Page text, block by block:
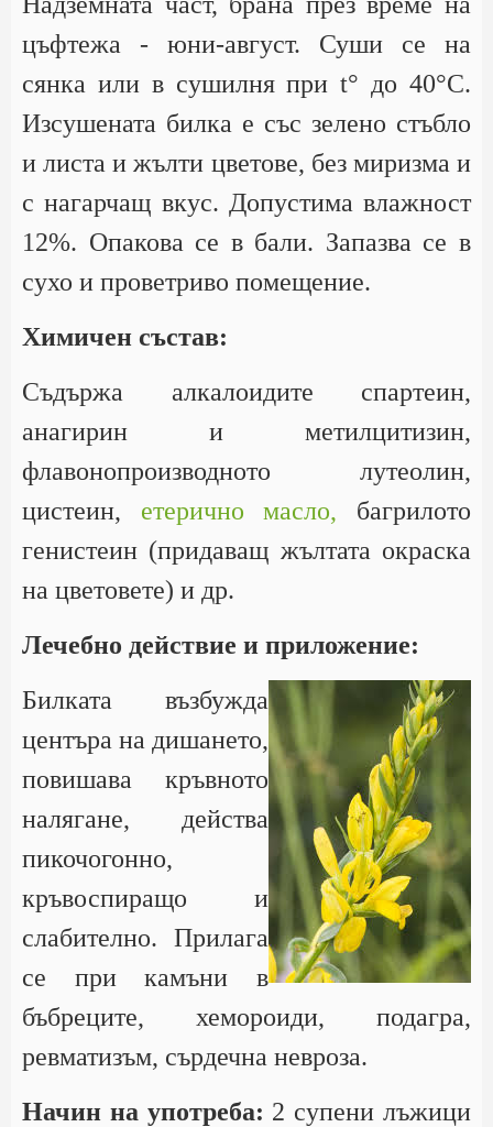
цъфтежа - юни-август. Суши се на
сянка или в сушилня при t° до 40°С.
Изсушената билка е със зелено стъбло
и листа и жълти цветове, без миризма и
с нагарчащ вкус. Допустима влажност
12%. Опакова се в бали. Запазва се в
сухо и проветриво помещение.
Химичен състав:
Съдържа алкалоидите спартеин,
анагирин и метилцитизин,
флавонопроизводното лутеолин,
цистеин, етерично масло, багрилото
генистеин (придаващ жълтата окраска
на цветовете) и др.
Лечебно действие и приложение:
Билката възбужда
центъра на дишането,
повишава кръвното
налягане, действа
пикочогонно,
кръвоспиращо и
слабително. Прилага
се при камъни в
бъбреците, хемороиди, подагра,
ревматизъм, сърдечна невроза.
Начин на употреба: 2 супени лъжици